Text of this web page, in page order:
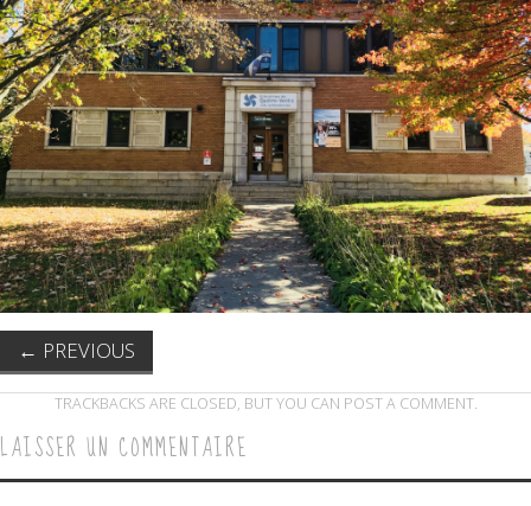
← PREVIOUS
TRACKBACKS ARE CLOSED, BUT YOU CAN POST A COMMENT.
LAISSER UN COMMENTAIRE